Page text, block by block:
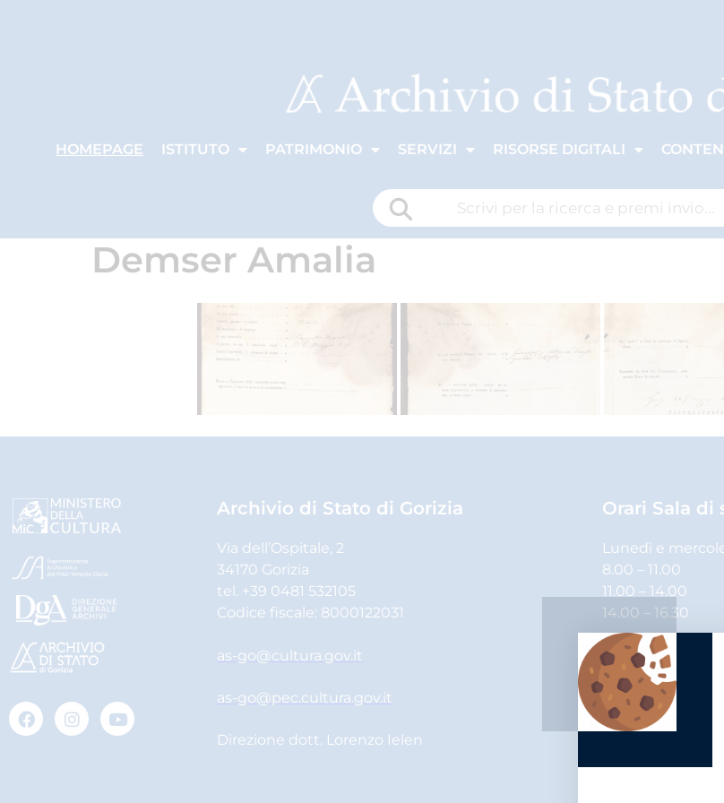
HOMEPAGE ISTITUTO PATRIMONIO SERVIZI RISORSE DIGITALI
Demser Amalia
Archivio di Stato di Gorizia
Via dell’Ospitale, 2
34170 Gorizia
tel. +39 0481 532105
Codice fiscale: 8000122031
as-go@cultura.gov.it
as-go@pec.cultura.gov.it
Direzione dott. Lorenzo Ielen
Orari Sala di
Lunedì e
8.00 – 11.00
11.00 – 14.00
14.00 – 16.30
Martedì, giovedì
8.00 – 11.00
11.00 – 14.00